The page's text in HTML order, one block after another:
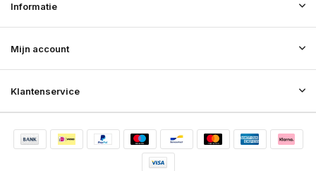
Klantenservice
Mijn account
Informatie